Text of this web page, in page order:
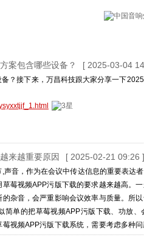
案包含哪些设备？ [ 2025-03-04
？接下来，万昌科技跟大家分享一下
来越重要原因 [ 2025-02-21 09:26 ]
声音，作为在会议中传达信息的重要表达
莓视频APP污版下载的要求越来越高。
杂音，会严重影响会议效率与质量。所
简单的把草莓视频APP污版下载、功放
视频APP污版下载系统，需要考虑多种